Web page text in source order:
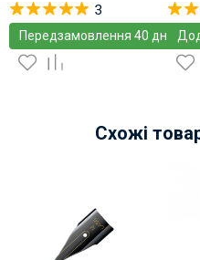
3
Передзамовлення 40 днів
Схожі